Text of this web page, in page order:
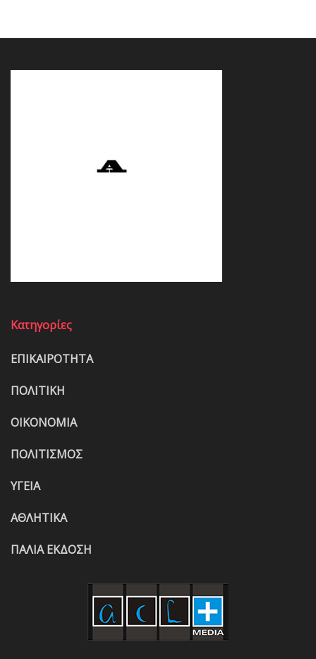
Κατηγορίες
ΕΠΙΚΑΙΡΟΤΗΤΑ
ΠΟΛΙΤΙΚΗ
ΟΙΚΟΝΟΜΙΑ
ΠΟΛΙΤΙΣΜΟΣ
ΥΓΕΙΑ
ΑΘΛΗΤΙΚΑ
ΠΑΛΙΑ ΕΚΔΟΣΗ